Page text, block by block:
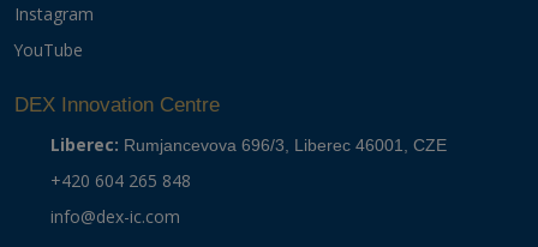
Instagram
YouTube
DEX Innovation Centre
Liberec: Rumjancevova 696/3, Liberec 46001, CZE
+420 604 265 848
info@dex-ic.com